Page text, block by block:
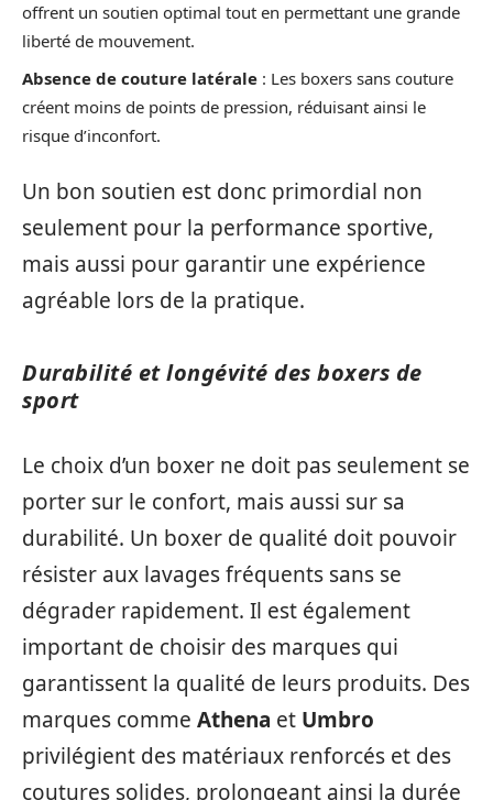
offrent un soutien optimal tout en permettant une grande
liberté de mouvement.
Absence de couture latérale : Les boxers sans couture
créent moins de points de pression, réduisant ainsi le
risque d’inconfort.
Un bon soutien est donc primordial non
seulement pour la performance sportive,
mais aussi pour garantir une expérience
agréable lors de la pratique.
Durabilité et longévité des boxers de
sport
Le choix d’un boxer ne doit pas seulement se
porter sur le confort, mais aussi sur sa
durabilité. Un boxer de qualité doit pouvoir
résister aux lavages fréquents sans se
dégrader rapidement. Il est également
important de choisir des marques qui
garantissent la qualité de leurs produits. Des
marques comme Athena et Umbro
privilégient des matériaux renforcés et des
coutures solides, prolongeant ainsi la durée